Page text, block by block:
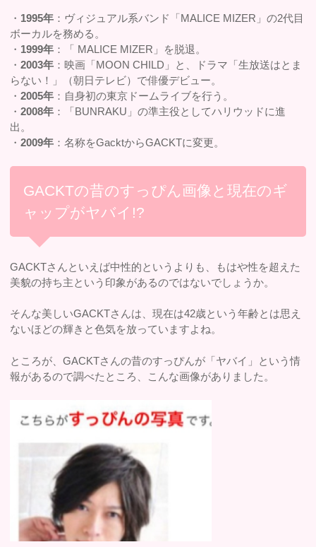
・ 1995年 ：ヴィジュアル系バンド「MALICE MIZER」の2代目
ボーカルを務める。
・ 1999年 ：「 MALICE MIZER」を脱退。
・2003年 ：映画「MOON CHILD」と、ドラマ「生放送はとま
らない！」（朝日テレビ）で俳優デビュー。
・2005年 ：自身初の東京ドームライブを行う。
・2008年 ：「BUNRAKU」の準主役としてハリウッドに進
出。
・2009年 ：名称をGacktからGACKTに変更。
GACKTの昔のすっぴん画像と現在のギ
ャップがヤバイ!?
GACKTさんといえば中性的というよりも、もはや性を超えた
美貌の持ち主という印象があるのではないでしょうか。
そんな美しいGACKTさんは、現在は42歳という年齢とは思え
ないほどの輝きと色気を放っていますよね。
ところが、GACKTさんの昔のすっぴんが「ヤバイ」という情
報があるので調べたところ、こんな画像がありました。